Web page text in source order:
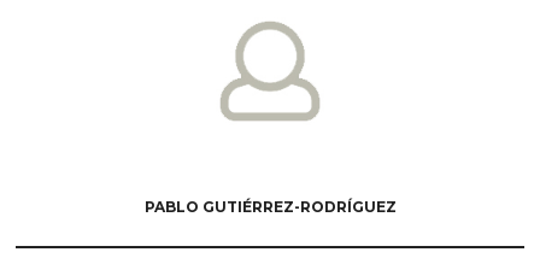
PABLO GUTIÉRREZ-RODRÍGUEZ